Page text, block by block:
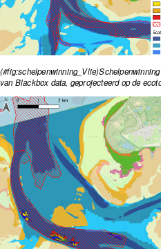
van Blackbox data, geprojecteerd op de